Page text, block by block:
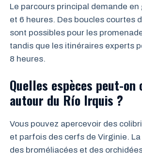
Le parcours principal demande
et 6 heures. Des boucles courtes
sont possibles pour les
tandis que les itinéraires experts
8 heures.
Quelles espèces peut-on
autour du Río Irquis ?
Vous pouvez apercevoir des
et parfois des cerfs de Virginie.
des broméliacées et des